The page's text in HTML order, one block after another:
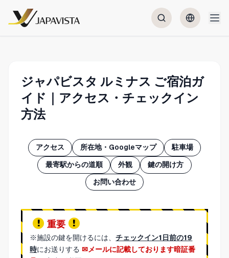
ジャパビスタ ルミナス ご宿泊ガ
イド｜アクセス・チェックイン
方法
アクセス 所在地・Googleマップ 駐車場
最寄駅からの道順 外観 鍵の開け方
お問い合わせ
重要
※施設の鍵を開けるには、チェックイン1日前の19
時にお送りする
メールに記載しております暗証番